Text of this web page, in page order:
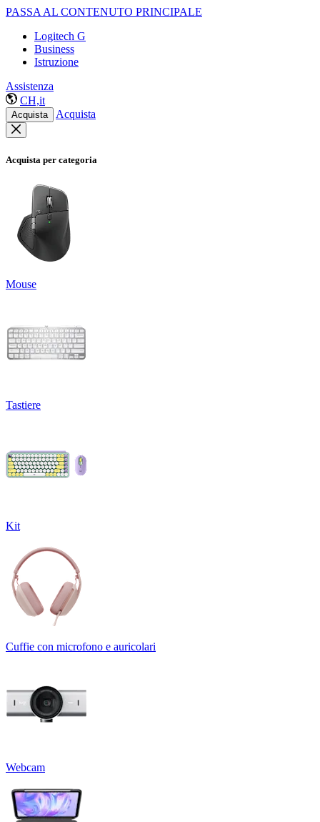
PASSA AL CONTENUTO PRINCIPALE
Logitech G
Business
Istruzione
Assistenza
CH,it
Acquista Acquista
Acquista per categoria
Mouse
Tastiere
Kit
Cuffie con microfono e auricolari
Webcam